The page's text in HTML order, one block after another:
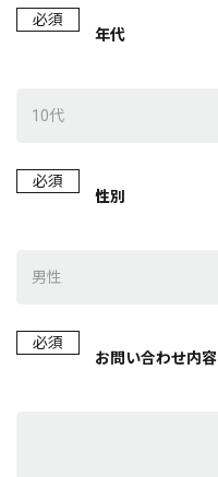
必須
年代
必須
性別
必須
お問い合わせ内容